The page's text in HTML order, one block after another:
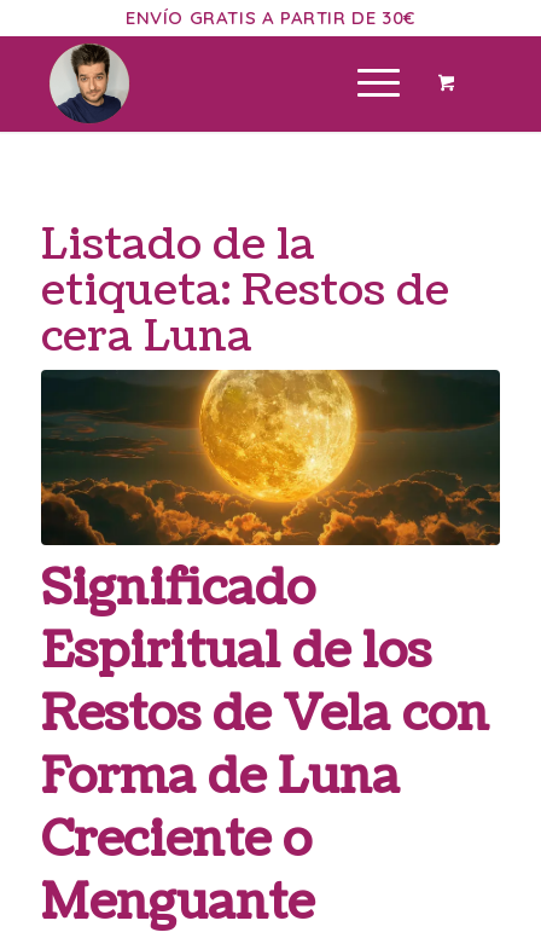
ENVÍO GRATIS A PARTIR DE 30€
Listado de la
etiqueta: Restos de
cera Luna
Significado
Espiritual de los
Restos de Vela con
Forma de Luna
Creciente o
Menguante